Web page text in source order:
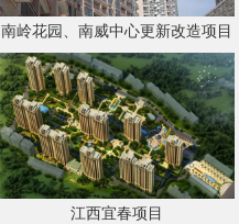
南岭花园、南威中心更新改造项目
江西宜春项目